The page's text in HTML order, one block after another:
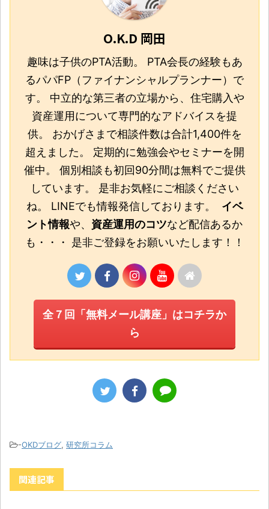
O.K.D 岡田
趣味は子供のPTA活動。 PTA会長の経験もあ
るパパFP（ファイナンシャルプランナー）で
す。 中立的な第三者の立場から、住宅購入や
資産運用について専門的なアドバイスを提
供。 おかげさまで相談件数は合計1,400件を
超えました。 定期的に勉強会やセミナーを開
催中。 個別相談も初回90分間は無料でご提供
しています。 是非お気軽にご相談ください
ね。 LINEでも情報発信しております。 イベ
ント情報や、 資産運用のコツなど配信あるか
も・・・ 是非ご登録をお願いいたします！！
全７回「無料メール講座」はコチラか
ら
-OKDブログ, 研究所コラム
関連記事